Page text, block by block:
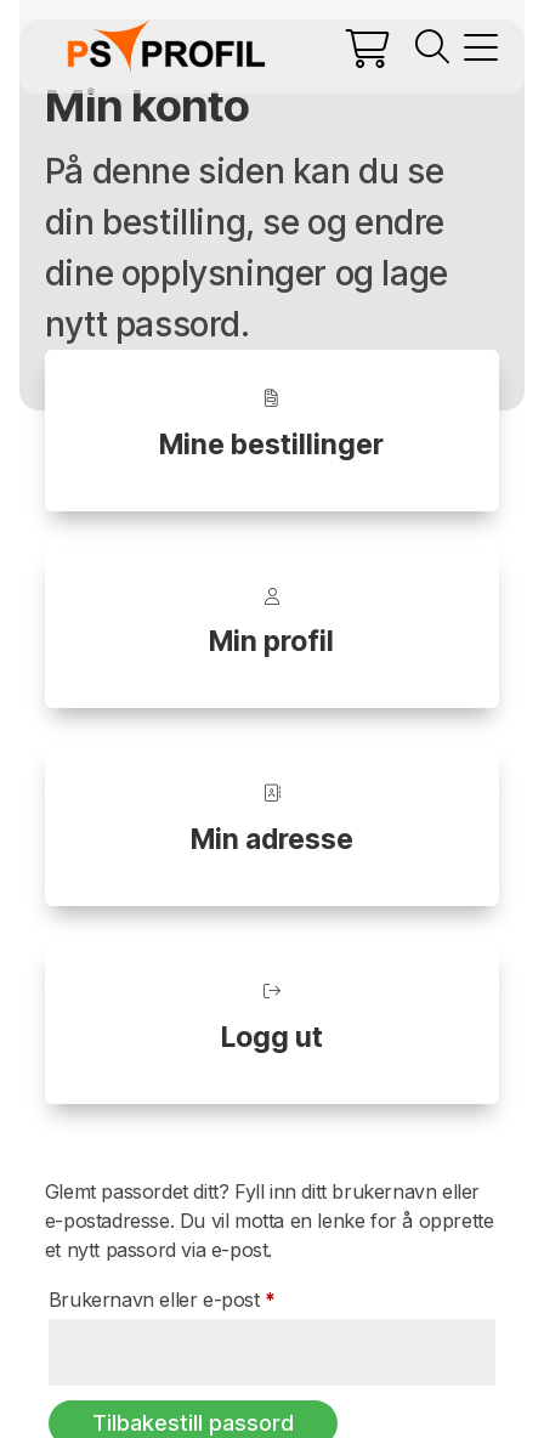
Min konto
På denne siden kan du se
din bestilling, se og endre
dine opplysninger og lage
nytt passord.
Mine bestillinger
Min profil
Min adresse
Logg ut
Glemt passordet ditt? Fyll inn ditt brukernavn eller
e-postadresse. Du vil motta en lenke for å opprette
et nytt passord via e-post.
Brukernavn eller e-post *Påkrevd
Tilbakestill passord